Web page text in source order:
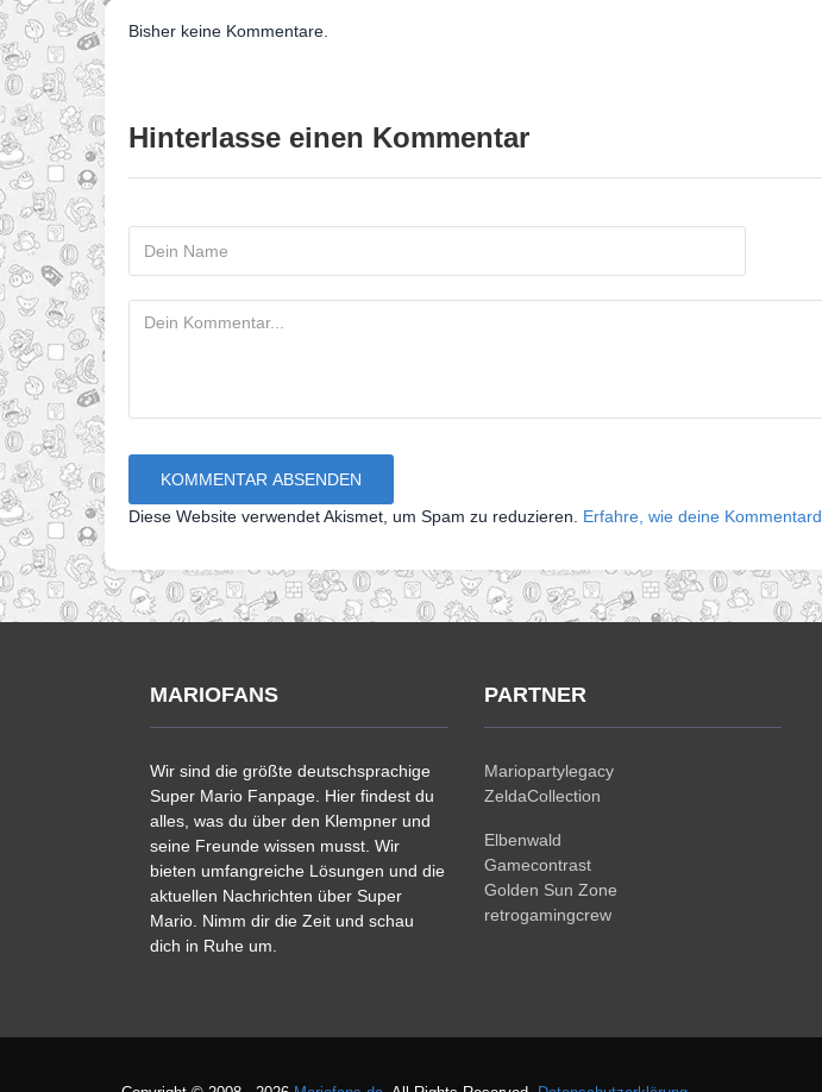
Bisher keine Kommentare.
Hinterlasse einen Kommentar
Diese Website verwendet Akismet, um Spam zu reduzieren. Erfahre, wie deine
MARIOFANS
Wir sind die größte deutschsprachige
Super Mario Fanpage. Hier findest du
alles, was du über den Klempner und
seine Freunde wissen musst. Wir
bieten umfangreiche Lösungen und die
aktuellen Nachrichten über Super
Mario. Nimm dir die Zeit und schau
dich in Ruhe um.
PARTNER
Mariopartylegacy
ZeldaCollection
Elbenwald
Gamecontrast
Golden Sun Zone
retrogamingcrew